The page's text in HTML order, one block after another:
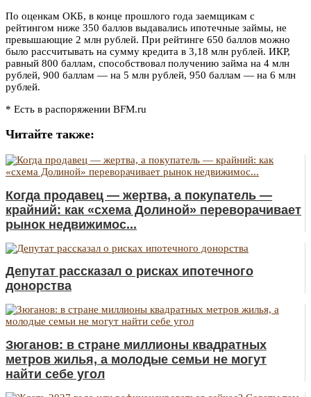
По оценкам ОКБ, в конце прошлого года заемщикам с
рейтингом ниже 350 баллов выдавались ипотечные займы, не
превышающие 2 млн рублей. При рейтинге 650 баллов можно
было рассчитывать на сумму кредита в 3,18 млн рублей. ИКР,
равный 800 баллам, способствовал получению займа на 4 млн
рублей, 900 баллам — на 5 млн рублей, 950 баллам — на 6 млн
рублей.
* Есть в распоряжении BFM.ru
Читайте также:
Когда продавец — жертва, а покупатель —
крайний: как «схема Долиной» переворачивает
рынок недвижимос...
Депутат рассказал о рисках ипотечного
донорства
Зюганов: в стране миллионы квадратных
метров жилья, а молодые семьи не могут
найти себе угол